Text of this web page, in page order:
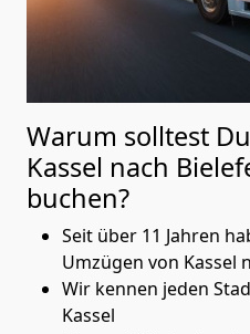
Warum solltest
Kassel nach
buchen?
Seit über 11 Jahren
Umzügen von Kassel
Wir kennen jeden
Kassel